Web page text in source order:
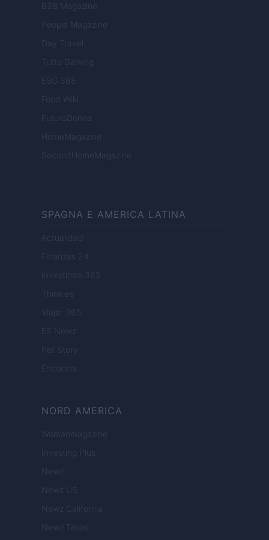
B2B Magazine
People Magazine
Day Travel
Tutto Gaming
ESG 365
Food Wiki
FuturoDonna
HomeMagazine
SecondHomeMagazine
SPAGNA E AMERICA LATINA
Actualidad
Finanzas 24
Investindo 365
Think.es
Viajar 365
ES Newz
Pet Story
Encocina
NORD AMERICA
Womanmagazine
Investing Plus
Newz
Newz US
Newz California
Newz Texas